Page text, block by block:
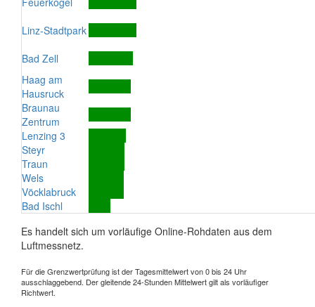
Linz-Stadtpark
Bad Zell
Haag am
Hausruck
Braunau
Zentrum
Lenzing 3
Steyr
Traun
Wels
Vöcklabruck
Bad Ischl
Es handelt sich um vorläufige Online-Rohdaten aus dem
Luftmessnetz.
Für die Grenzwertprüfung ist der Tagesmittelwert von 0 bis 24 Uhr
ausschlaggebend. Der gleitende 24-Stunden Mittelwert gilt als vorläufiger
Richtwert.